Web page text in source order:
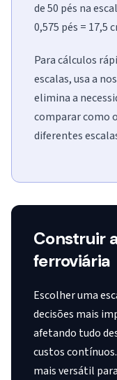
de 50 pés na
0,575 pés = 17,5
Para cálculos
escalas, usa a
elimina a
comparar como
diferentes
Construir
ferroviária
Escolher uma
decisões mais
afetando tudo
custos
mais versátil